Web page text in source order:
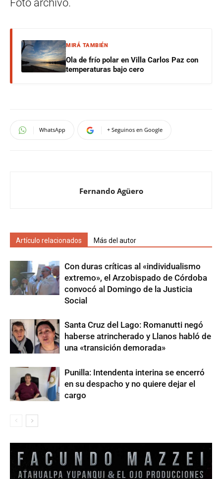
Foto archivo.
MIRÁ TAMBIÉN
Ola de frío polar en Villa Carlos Paz con
temperaturas bajo cero
WhatsApp + Seguinos en Google
Fernando Agüero
Artículo relacionados Más del autor
Con duras críticas al «individualismo
extremo», el Arzobispado de Córdoba
convocó al Domingo de la Justicia
Social
Santa Cruz del Lago: Romanutti negó
haberse atrincherado y Llanos habló de
una «transición demorada»
Punilla: Intendenta interina se encerró
en su despacho y no quiere dejar el
cargo